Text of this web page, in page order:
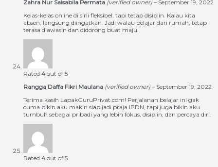
Zahra Nur Salsabila Permata (verified owner) – September 19, 2022
Kelas-kelas online di sini fleksibel, tapi tetap disiplin. Kalau kita
absen, langsung diingatkan. Jadi walau belajar dari rumah, tetap
terasa diawasin dan didorong buat maju.
Rated 4 out of 5
Rangga Daffa Fikri Maulana (verified owner) – September 19, 2022
Terima kasih LapakGuruPrivat.com! Perjalanan belajar ini gak
cuma bikin aku makin siap jadi praja IPDN, tapi juga bikin aku
tumbuh sebagai pribadi yang lebih fokus, disiplin, dan percaya diri.
Rated 4 out of 5